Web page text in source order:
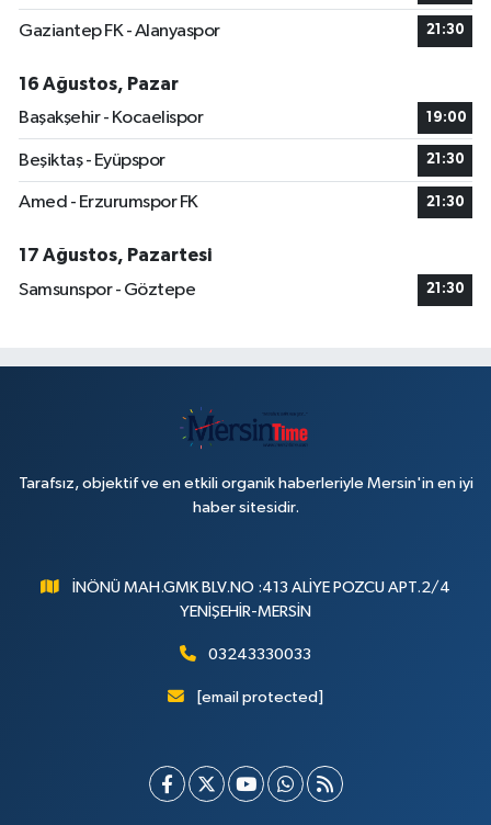
Gaziantep FK - Alanyaspor 21:30
16 Ağustos, Pazar
Başakşehir - Kocaelispor
19:00
Beşiktaş - Eyüpspor 21:30
Amed - Erzurumspor FK 21:30
17 Ağustos, Pazartesi
Samsunspor - Göztepe
21:30
Tarafsız, objektif ve en etkili organik haberleriyle Mersin'in en iyi
haber sitesidir.
İNÖNÜ MAH.GMK BLV.NO :413 ALİYE POZCU APT.2/4
YENİŞEHİR-MERSİN
03243330033
[email protected]